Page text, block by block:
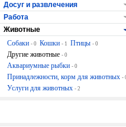
Досуг и развлечения
Работа
Животные
Собаки - 0 Кошки - 1 Птицы - 0
Другие животные - 0
Аквариумные рыбки - 0
Принадлежности, корм для животных -
Услуги для животных - 2